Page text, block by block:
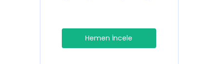
Hemen İncele